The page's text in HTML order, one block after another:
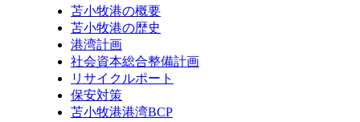
苫小牧港の概要
苫小牧港の歴史
港湾計画
社会資本総合整備計画
リサイクルポート
保安対策
苫小牧港港湾BCP